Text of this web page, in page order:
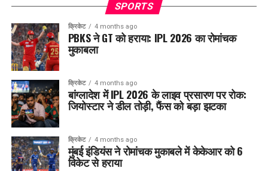
SPORTS
क्रिकेट 4 months ago
PBKS ने GT को हराया: IPL 2026 का रोमांचक
मुकाबला
क्रिकेट 4 months ago
बांग्लादेश में IPL 2026 के लाइव प्रसारण पर रोक:
जियोस्टार ने डील तोड़ी, फैंस को बड़ा झटका
क्रिकेट 4 months ago
मुंबई इंडियंस ने रोमांचक मुकाबले में केकेआर को 6
विकेट से हराया